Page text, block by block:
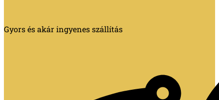
Gyors és akár ingyenes szállítás